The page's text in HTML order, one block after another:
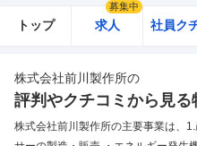
トップ 求人
募集中
社員ク
株式会社前川製作所の
評判やクチコミから見る
株式会社前川製作所の主要事業は、